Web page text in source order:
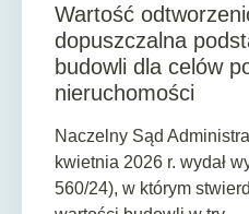
Wartość
dopuszczalna
budowli dla celów
nieruchomości
Naczelny Sąd
kwietnia 2026 r. wydał
560/24), w którym